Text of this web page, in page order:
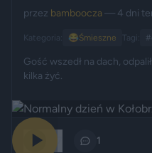
przez bamboocza — 4 dni
Kategoria: 😂Śmieszne Tagi:
Gość wszedł na dach,
kilka żyć.
1